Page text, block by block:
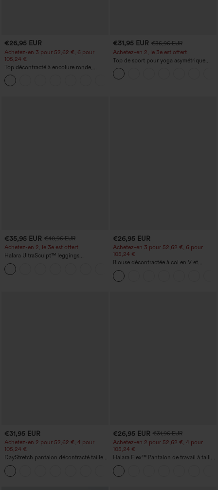
€26,95 EUR
Achetez-en 3 pour 52,62 €, 6 pour
105,24 €
Top décontracté à encolure ronde,
manches chauve-souris et coupe ample
€31,95 EUR €35,95 EUR
Achetez-en 2, le 3e est offert
Top de sport pour yoga asymétrique
(une épaule) à manches longues avec
ouverture pour le pouce, ourlet arrondi
haut-bas, séchage rapide, soutien-gorge
€35,95 EUR €40,95 EUR
Achetez-en 2, le 3e est offert
Halara UltraSculpt™ leggings
d'entraînement taille haute — fronces
liftantes pour le fessier, maintien gainant
du ventre et poche
€26,95 EUR
Achetez-en 3 pour 52,62 €, 6 pour
105,24 €
Blouse décontractée à col en V et
manches courtes bouffantes
€31,95 EUR
Achetez-en 2 pour 52,62 €, 4 pour
105,24 €
DayStretch pantalon décontracté taille
haute avec poches et coupe droite
€26,95 EUR €31,95 EUR
Achetez-en 2 pour 52,62 €, 4 pour
105,24 €
Halara Flex™ Pantalon de travail à taille
haute, jambe large, avec poches, en
maille gaufrée